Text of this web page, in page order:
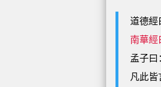
道德經
南華經
孟子曰
凡此皆